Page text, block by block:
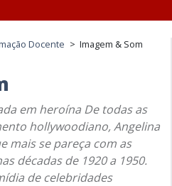
Docente > Imagem & Som
em heroína De todas as
hollywoodiano, Angelina
mais se pareça com as
décadas de 1920 a 1950.
de celebridades